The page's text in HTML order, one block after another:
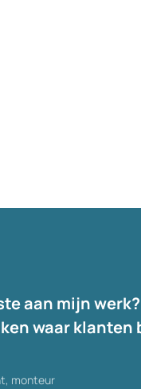
aan mijn
waar klanten
monteur